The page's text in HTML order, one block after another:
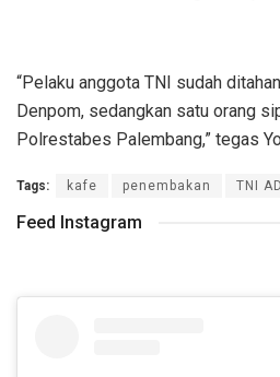
“Pelaku anggota TNI sudah
Denpom, sedangkan satu orang
Polrestabes Palembang,” tegas
Tags: kafe penembakan TNI AD
Feed Instagram